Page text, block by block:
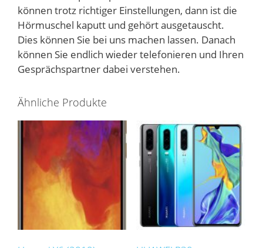
können trotz richtiger Einstellungen, dann ist die
Hörmuschel kaputt und gehört ausgetauscht.
Dies können Sie bei uns machen lassen. Danach
können Sie endlich wieder telefonieren und Ihren
Gesprächspartner dabei verstehen.
Ähnliche Produkte